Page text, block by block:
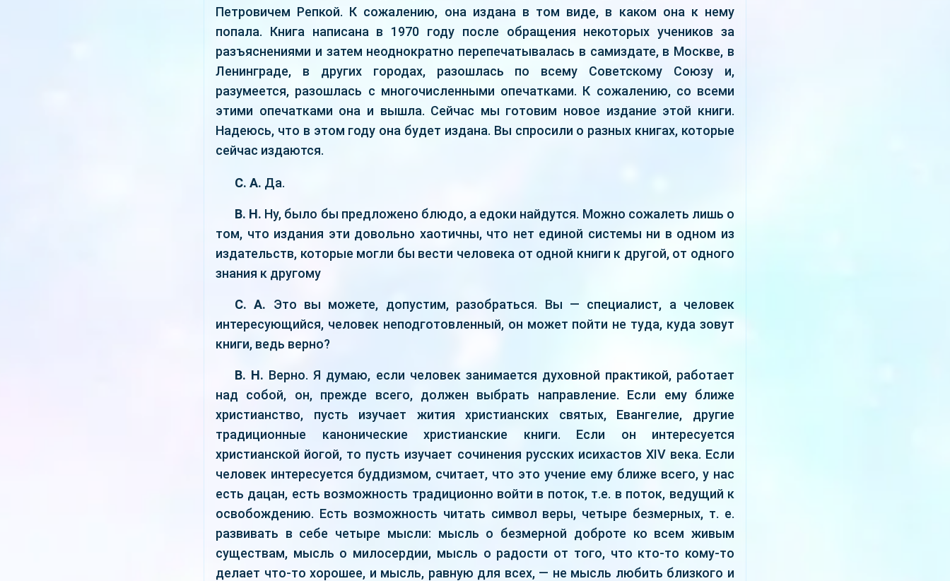
Петровичем Репкой. К сожалению, она издана в том виде, в каком она к нему
попала. Книга написана в 1970 году после обращения некоторых учеников за
разъяснениями и затем неоднократно перепечатывалась в самиздате, в Москве, в
Ленинграде, в других городах, разошлась по всему Советскому Союзу и,
разумеется, разошлась с многочисленными опечатками. К сожалению, со всеми
этими опечатками она и вышла. Сейчас мы готовим новое издание этой книги.
Надеюсь, что в этом году она будет издана. Вы спросили о разных книгах, которые
сейчас издаются.
С. А. Да.
В. Н. Ну, было бы предложено блюдо, а едоки найдутся. Можно сожалеть лишь о
том, что издания эти довольно хаотичны, что нет единой системы ни в одном из
издательств, которые могли бы вести человека от одной книги к другой, от одного
знания к другому
С. А. Это вы можете, допустим, разобраться. Вы — специалист, а человек
интересующийся, человек неподготовленный, он может пойти не туда, куда зовут
книги, ведь верно?
В. Н. Верно. Я думаю, если человек занимается духовной практикой, работает
над собой, он, прежде всего, должен выбрать направление. Если ему ближе
христианство, пусть изучает жития христианских святых, Евангелие, другие
традиционные канонические христианские книги. Если он интересуется
христианской йогой, то пусть изучает сочинения русских исихастов XIV века. Если
человек интересуется буддизмом, считает, что это учение ему ближе всего, у нас
есть дацан, есть возможность традиционно войти в поток, т.е. в поток, ведущий к
освобождению. Есть возможность читать символ веры, четыре безмерных, т. е.
развивать в себе четыре мысли: мысль о безмерной доброте ко всем живым
существам, мысль о милосердии, мысль о радости от того, что кто-то кому-то
делает что-то хорошее, и мысль, равную для всех, — не мысль любить близкого и